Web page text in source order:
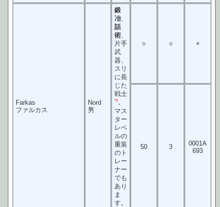
Farkas
ファルカス
Nord
男
鍛
冶、
話
術、
片手
武
器、
スリ
に長
じた
戦士
*1。
マス
ター
レベ
ルの
重装
のト
レー
ナー
でも
あり
ま
す。
○ ○ ×
50 3
0001A
693